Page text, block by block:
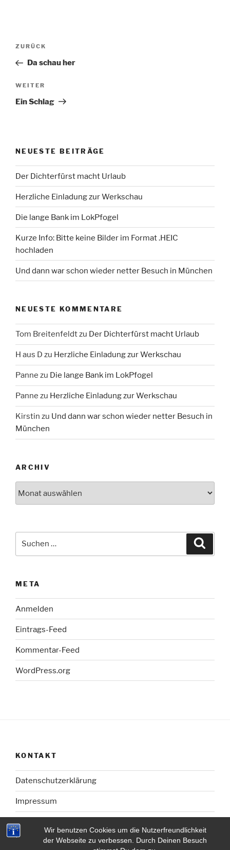
Wir benutzen Cookies um die Nutzerfreundlichkeit
der Webseite zu verbessen. Durch Deinen Besuch
Beitragsnavigation
Vorheriger
Beitrag
ZURÜCK
Da schau her
Nächster
Beitrag
WEITER
Ein Schlag
NEUESTE BEITRÄGE
Der Dichterfürst macht Urlaub
Herzliche Einladung zur Werkschau
Die lange Bank im LokPfogel
Kurze Info: Bitte keine Bilder im Format .HEIC
hochladen
Und dann war schon wieder netter Besuch in München
NEUESTE KOMMENTARE
Tom Breitenfeldtzu Der Dichterfürst macht Urlaub
H aus D zu Herzliche Einladung zur Werkschau
Panne zu Die lange Bank im LokPfogel
Panne zu Herzliche Einladung zur Werkschau
Kirstin zu Und dann war schon wieder netter Besuch in
München
ARCHIV
META
Anmelden
Eintrags-Feed
Kommentar-Feed
WordPress.org
KONTAKT
Datenschutzerklärung
Impressum